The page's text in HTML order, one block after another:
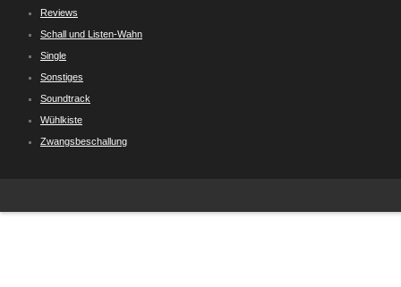
Reviews
Schall und Listen-Wahn
Single
Sonstiges
Soundtrack
Wühlkiste
Zwangsbeschallung